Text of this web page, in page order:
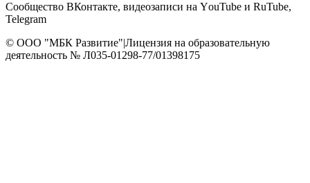
Cообщество ВКонтакте, видеозаписи на YоuTube и RuTube,
Telegram
© OOO "МБК Развитие"|Лицензия на образовательную
деятельность № Л035-01298-77/01398175